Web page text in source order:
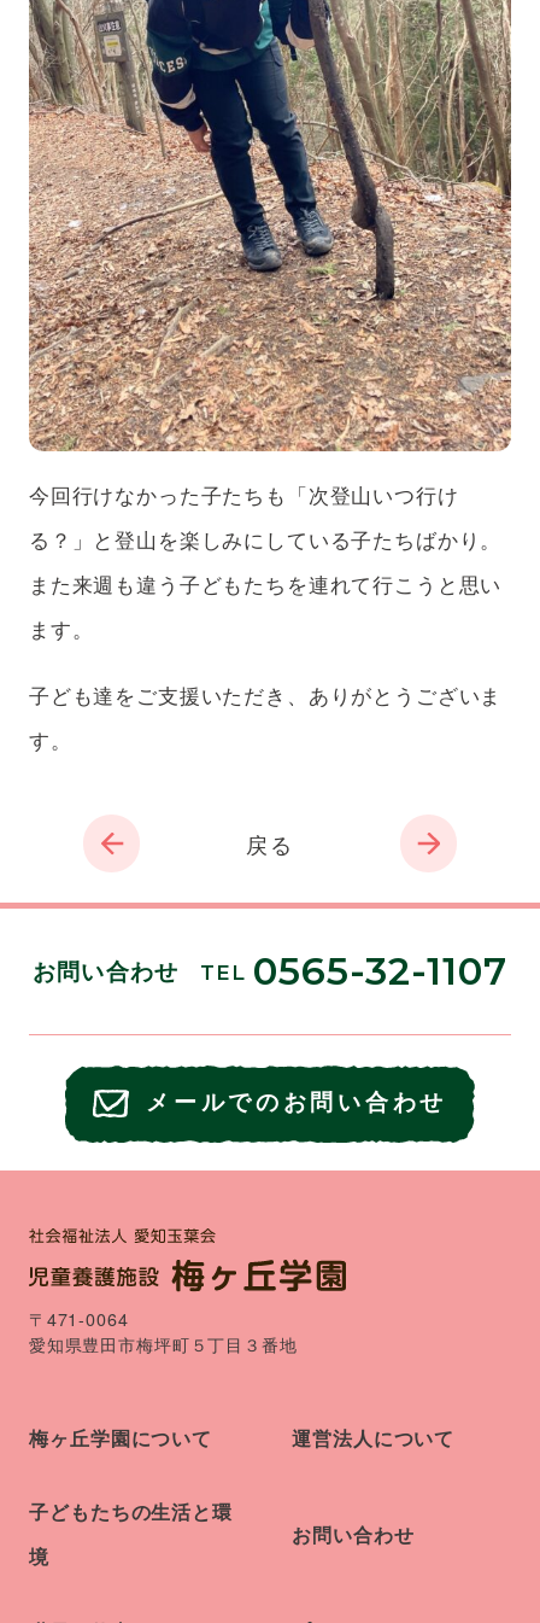
今回行けなかった子たちも「次登山いつ行け
る？」と登山を楽しみにしている子たちばかり。
また来週も違う子どもたちを連れて行こうと思い
ます。
子ども達をご支援いただき、ありがとうございま
す。
戻る
お問い合わせ TEL 0565-32-1107
メールでのお問い合わせ
〒471-0064
愛知県豊田市梅坪町５丁目３番地
梅ヶ丘学園について
子どもたちの生活と環
境
運営法人について
お問い合わせ